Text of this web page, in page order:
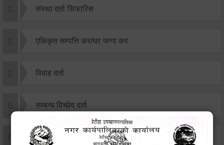
संस्था दर्ता सिफारिस
एकिकृत सम्पत्ति कर/घर जग्गा कर
विवाह दर्ता
सम्बन्ध विच्छेद दर्ता
बसाइ-सराई जाने/आउने दर्ता